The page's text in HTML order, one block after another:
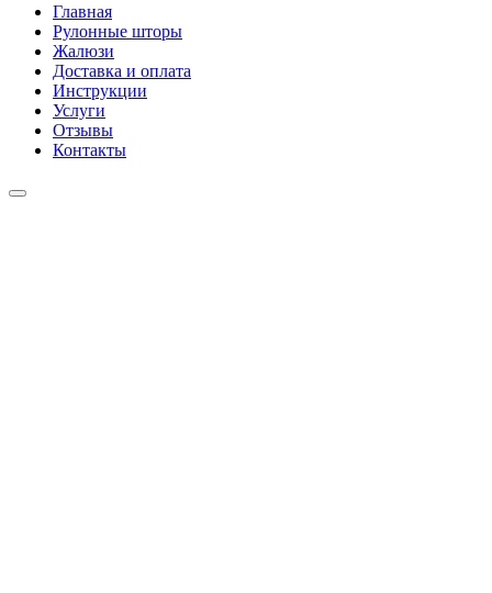
Главная
Рулонные шторы
Жалюзи
Доставка и оплата
Инструкции
Услуги
Отзывы
Контакты